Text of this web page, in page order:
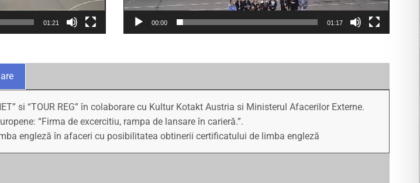
01:21 00:00 01:17
si “TOUR REG” în colaborare cu Kultur Kotakt Austria si Ministerul Afacerilor Externe.
“Firma de excercitiu, rampa de lansare în carieră.”.
engleză în afaceri cu posibilitatea obtinerii certificatului de limba engleză